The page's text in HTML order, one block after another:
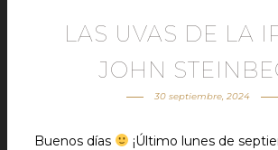
LAS UVAS DE LA
JOHN
30 septiembre, 2024
Buenos días
¡Último lunes de